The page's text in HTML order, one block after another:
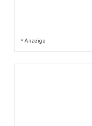
* Anzeige